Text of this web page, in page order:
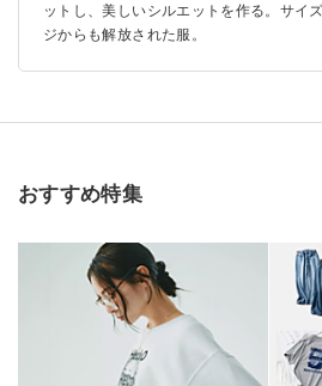
ットし、美しいシルエットを作る。サイ
ジからも解放された服。
おすすめ特集